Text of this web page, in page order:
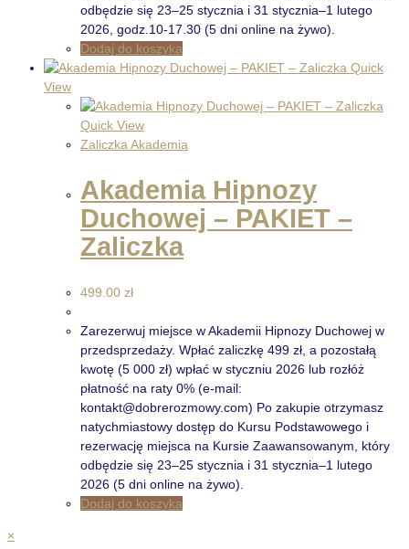
odbędzie się 23–25 stycznia i 31 stycznia–1 lutego
2026, godz.10-17.30 (5 dni online na żywo).
Dodaj do koszyka
Quick
View
Quick View
Zaliczka Akademia
Akademia Hipnozy
Duchowej – PAKIET –
Zaliczka
499.00 zł
Zarezerwuj miejsce w Akademii Hipnozy Duchowej w
przedsprzedaży. Wpłać zaliczkę 499 zł, a pozostałą
kwotę (5 000 zł) wpłać w styczniu 2026 lub rozłóż
płatność na raty 0% (e-mail:
kontakt@dobrerozmowy.com) Po zakupie otrzymasz
natychmiastowy dostęp do Kursu Podstawowego i
rezerwację miejsca na Kursie Zaawansowanym, który
odbędzie się 23–25 stycznia i 31 stycznia–1 lutego
2026 (5 dni online na żywo).
Dodaj do koszyka
×